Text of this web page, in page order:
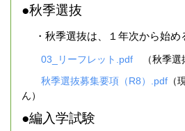
●秋季選抜
・秋季選抜は、１年次から始め
03_リーフレット.pdf （秋季選
秋季選抜募集要項（R8）.pdf （
ん）
●編入学試験